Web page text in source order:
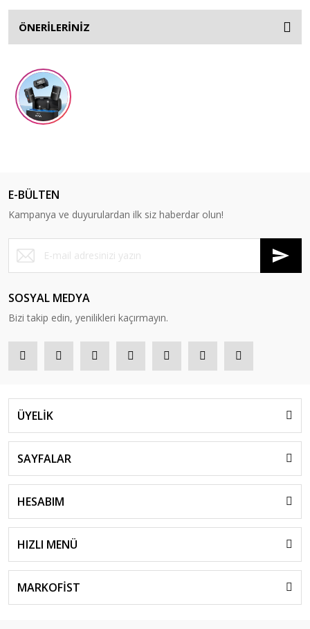
ÖNERİLERİNİZ
E-BÜLTEN
Kampanya ve duyurulardan ilk siz haberdar olun!
SOSYAL MEDYA
Bizi takip edin, yenilikleri kaçırmayın.
ÜYELİK
SAYFALAR
HESABIM
HIZLI MENÜ
MARKOFİST